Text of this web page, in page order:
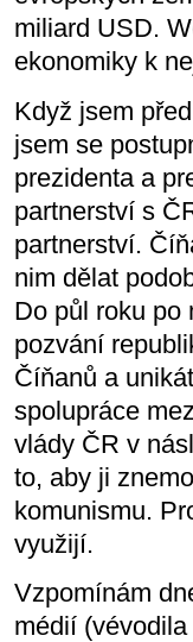
miliard USD.
ekonomiky k
Když jsem
jsem se
prezidenta a
partnerství s
partnerství.
nim dělat
Do půl roku po
pozvání
Číňanů a
spolupráce
vlády ČR v
to, aby ji
komunismu.
využijí.
Vzpomínám
médií